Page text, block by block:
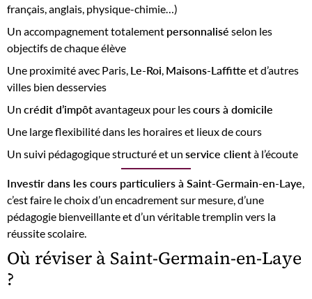
français, anglais, physique-chimie…)
Un accompagnement totalement personnalisé selon les
objectifs de chaque élève
Une proximité avec Paris, Le-Roi, Maisons-Laffitte et d’autres
villes bien desservies
Un crédit d’impôtavantageux pour lescours à domicile
Une large flexibilité dans les horaires et lieux de cours
Un suivi pédagogique structuré et un service clientà l’écoute
Investir dans les cours particuliers à Saint-Germain-en-Laye,
c’est faire le choix d’un encadrement sur mesure, d’une
pédagogie bienveillante et d’un véritable tremplin vers la
réussite scolaire.
Où réviser à Saint-Germain-en-Laye
?